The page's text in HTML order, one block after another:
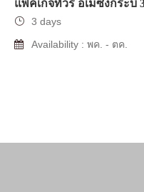
แพ็คเกจทัวร์ อเมซิ่งกระบี่
3 days
Availability : พค. - ตค.